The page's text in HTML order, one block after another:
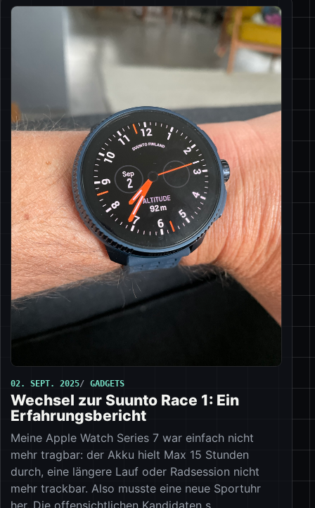
02. SEPT. 2025 GADGETS
Wechsel zur Suunto Race 1: Ein
Erfahrungsbericht
Meine Apple Watch Series 7 war einfach nicht
mehr tragbar: der Akku hielt Max 15 Stunden
durch, eine längere Lauf oder Radsession nicht
mehr trackbar. Also musste eine neue Sportuhr
her. Die offensichtlichen Kandidaten s